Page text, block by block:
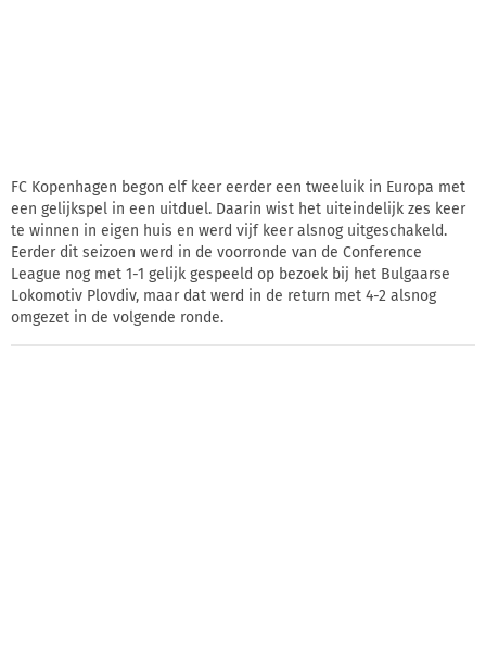
FC Kopenhagen begon elf keer eerder een tweeluik in Europa met
een gelijkspel in een uitduel. Daarin wist het uiteindelijk zes keer
te winnen in eigen huis en werd vijf keer alsnog uitgeschakeld.
Eerder dit seizoen werd in de voorronde van de Conference
League nog met 1-1 gelijk gespeeld op bezoek bij het Bulgaarse
Lokomotiv Plovdiv, maar dat werd in de return met 4-2 alsnog
omgezet in de volgende ronde.